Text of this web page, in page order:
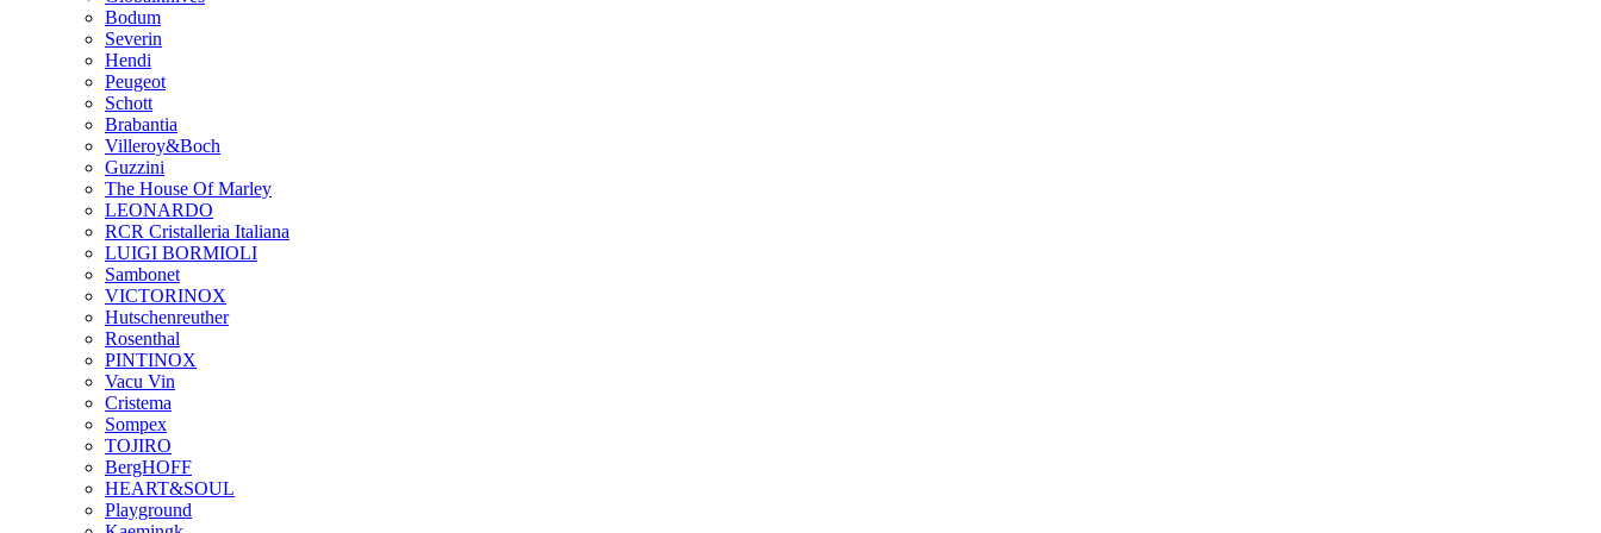
Bodum
Severin
Hendi
Peugeot
Schott
Brabantia
Villeroy&Boch
Guzzini
The House Of Marley
LEONARDO
RCR Cristalleria Italiana
LUIGI BORMIOLI
Sambonet
VICTORINOX
Hutschenreuther
Rosenthal
PINTINOX
Vacu Vin
Cristema
Sompex
TOJIRO
BergHOFF
HEART&SOUL
Playground